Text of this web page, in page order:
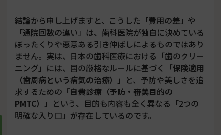
結論から申し上げますと、こうした「費用の差」や
「通院回数の違い」は、歯科医院が独自に決めている
ぼったくりや悪意ある引き伸ばしによるものではあり
ません。実は、日本の歯科医療における「歯のクリー
ニング」には、国の厳格なルールに基づく 「保険適用
（歯周病という病気の治療）」 と、予防や美しさを追
求するための 「自費診療（予防・審美目的の
PMTC）」 という、目的も内容も全く異なる「2つの
明確な入り口」が存在しているのです。